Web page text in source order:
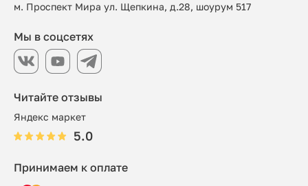
Читайте отзывы
Яндекс маркет
5.0
м. Проспект Мира ул. Щепкина, д.28, шоурум 517
Принимаем к оплате
Мы в соцсетях